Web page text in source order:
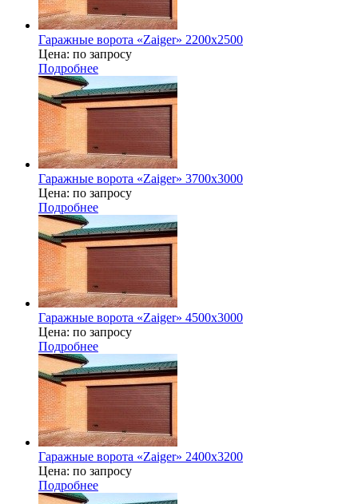
Гаражные ворота «Zaiger» 2200х2500
Цена: по запросу
Подробнее
Гаражные ворота «Zaiger» 3700x3000
Цена: по запросу
Подробнее
Гаражные ворота «Zaiger» 4500x3000
Цена: по запросу
Подробнее
Гаражные ворота «Zaiger» 2400x3200
Цена: по запросу
Подробнее